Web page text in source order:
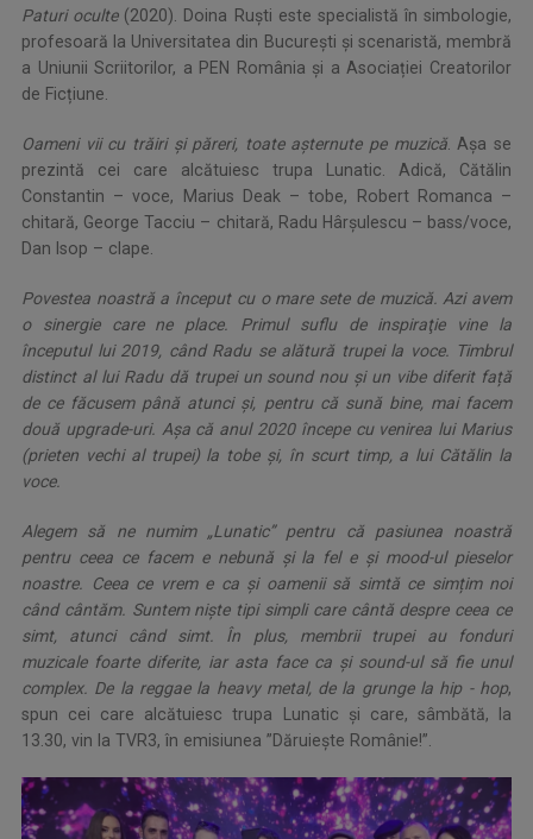
Paturi oculte(2020). Doina Ruști este specialistă în simbologie,
profesoară la Universitatea din București și scenaristă, membră
a Uniunii Scriitorilor, a PEN România și a Asociației Creatorilor
de Ficțiune.
Oameni vii cu trăiri şi păreri, toate aşternute pe muzică. Așa se
prezintă cei care alcătuiesc trupa Lunatic. Adică, Cătălin
Constantin – voce, Marius Deak – tobe, Robert Romanca –
chitară, George Tacciu – chitară, Radu Hârşulescu – bass/voce,
Dan Isop – clape.
Povestea noastră a început cu o mare sete de muzică. Azi avem
o sinergie care ne place. Primul suflu de inspiraţie vine la
începutul lui 2019, când Radu se alătură trupei la voce. Timbrul
distinct al lui Radu dă trupei un sound nou și un vibe diferit față
de ce făcusem până atunci și, pentru că sună bine, mai facem
două upgrade-uri. Așa că anul 2020 începe cu venirea lui Marius
(prieten vechi al trupei) la tobe şi, în scurt timp, a lui Cătălin la
voce.
Alegem să ne numim „Lunatic” pentru că pasiunea noastră
pentru ceea ce facem e nebună și la fel e și mood-ul pieselor
noastre. Ceea ce vrem e ca și oamenii să simtă ce simțim noi
când cântăm. Suntem niște tipi simpli care cântă despre ceea ce
simt, atunci când simt. În plus, membrii trupei au fonduri
muzicale foarte diferite, iar asta face ca și sound-ul să fie unul
complex. De la reggae la heavy metal, de la grunge la hip - hop,
spun cei care alcătuiesc trupa Lunatic și care, sâmbătă, la
13.30, vin la TVR3, în emisiunea ”Dăruiește Românie!”.